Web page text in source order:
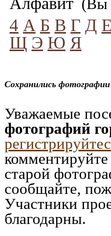
(Вы
4 А Б В Г Д
Щ Э Ю Я
Сохранились
Уважаемые
фотографий
старой
сообщайте,
Участники
благодарны.